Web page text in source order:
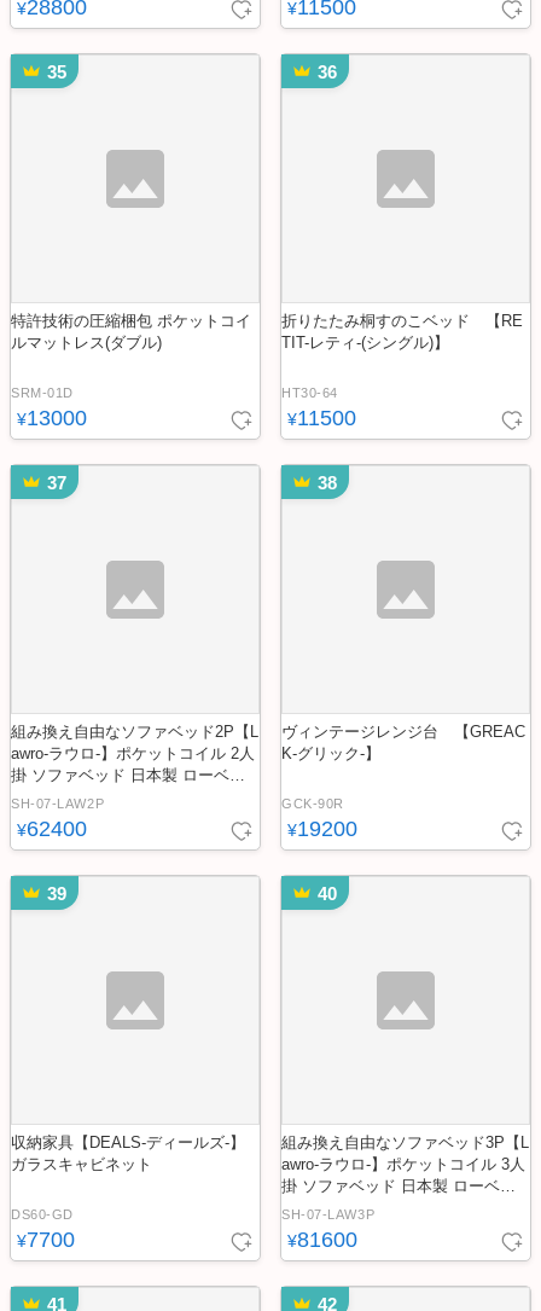
¥28800 ¥11500
35
特許技術の圧縮梱包 ポケットコイ
ルマットレス(ダブル)
SRM-01D
¥13000
36
折りたたみ桐すのこベッド 【RE
TIT-レティ-(シングル)】
HT30-64
¥11500
37
組み換え自由なソファベッド2P【L
awro-ラウロ-】ポケットコイル 2人
掛 ソファベッド 日本製 ローベッ
ド カウチ
SH-07-LAW2P
¥62400
38
ヴィンテージレンジ台 【GREAC
K-グリック-】
GCK-90R
¥19200
39
収納家具【DEALS-ディールズ-】
ガラスキャビネット
DS60-GD
¥7700
40
組み換え自由なソファベッド3P【L
awro-ラウロ-】ポケットコイル 3人
掛 ソファベッド 日本製 ローベッ
ド カウチ
SH-07-LAW3P
¥81600
41 42